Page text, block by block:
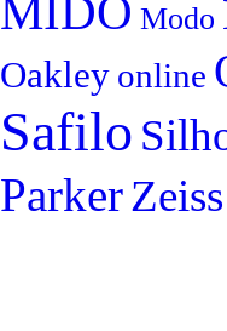
MIDO Modo
Oakley online
Safilo
ParkerZeiss